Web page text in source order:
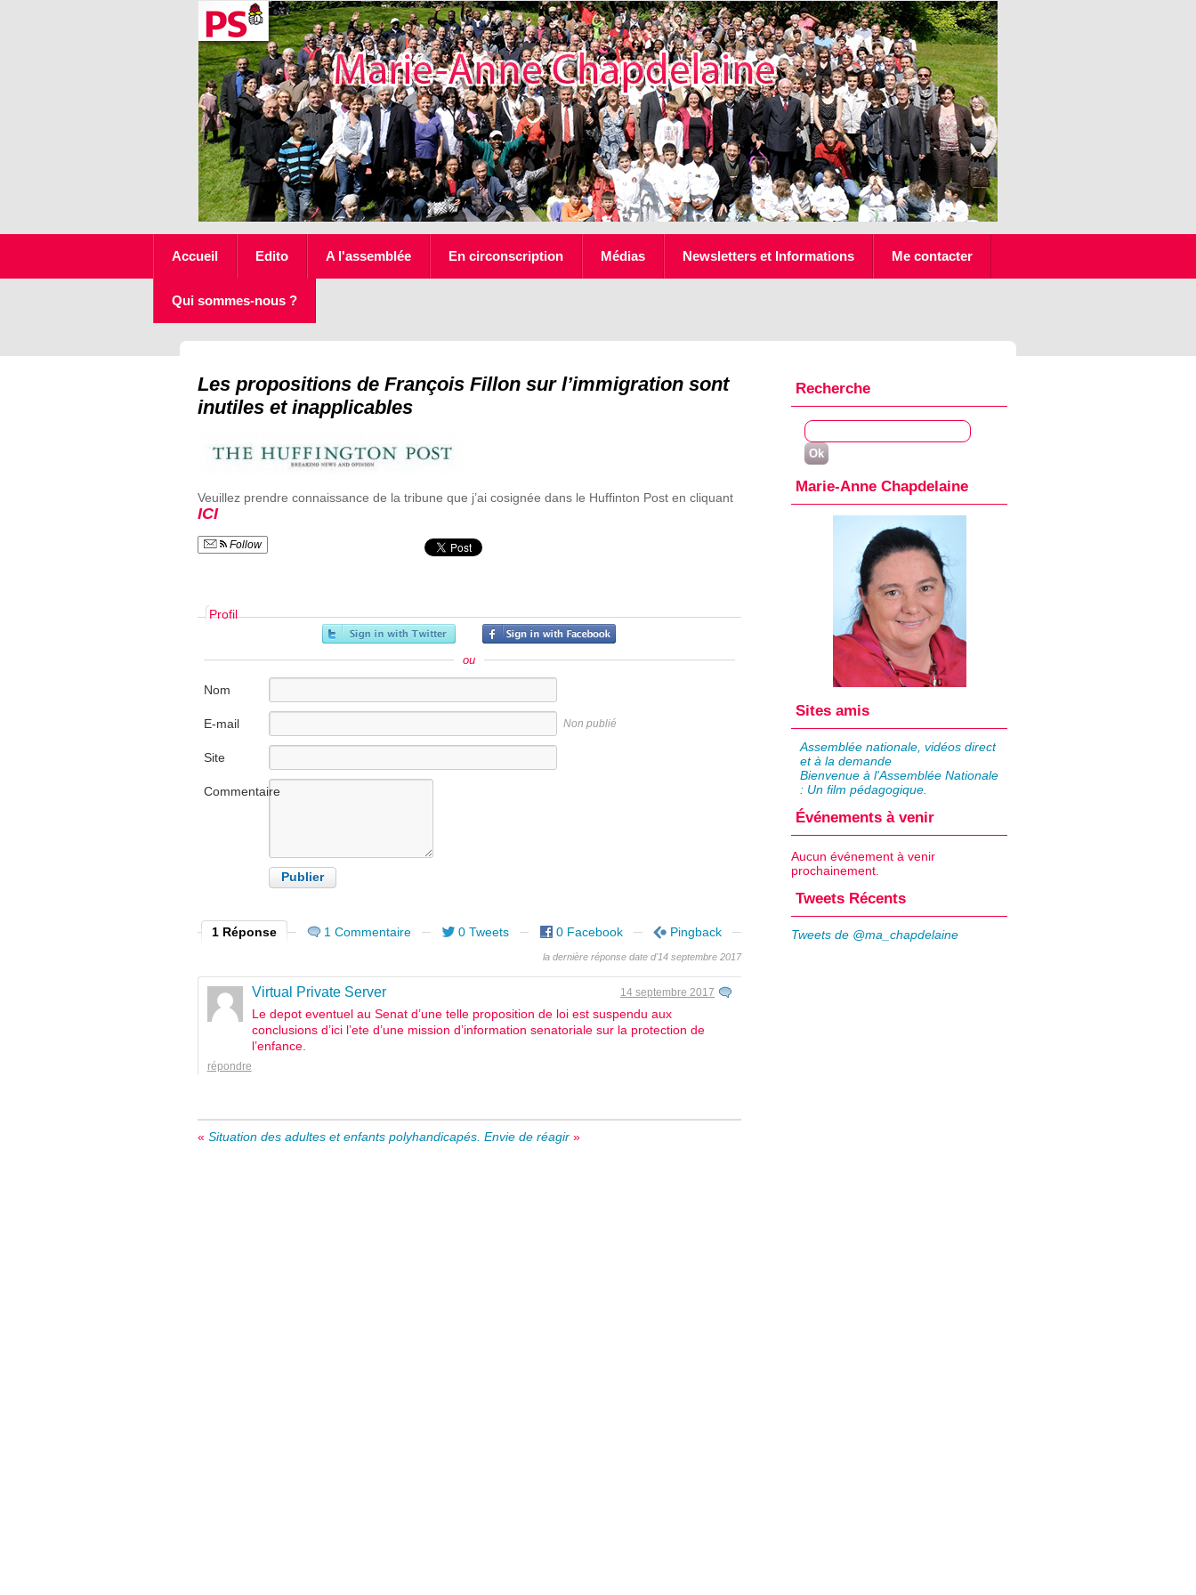
Accueil Edito A l'assemblée En circonscription Médias Newsletters et Informations Me contacter
Qui sommes-nous ?
Les propositions de François Fillon sur l’immigration sont
inutiles et inapplicables
Veuillez prendre connaissance de la tribune que j’ai cosignée dans le Huffinton Post en cliquant
ICI
Follow
Profil
ou
Nom
E-mail Non publié
Site
Commentaire
1 Réponse 1 Commentaire 0 Tweets 0 Facebook Pingback
la dernière réponse date d'14 septembre 2017
Virtual Private Server 14 septembre 2017
Le depot eventuel au Senat d’une telle proposition de loi est suspendu aux
conclusions d’ici l’ete d’une mission d’information senatoriale sur la protection de
l’enfance.
répondre
« Situation des adultes et enfants polyhandicapés. Envie de réagir»
Recherche
Marie-Anne Chapdelaine
Sites amis
Assemblée nationale, vidéos direct
et à la demande
Bienvenue à l'Assemblée Nationale
: Un film pédagogique.
Événements à venir
Aucun événement à venir
prochainement.
Tweets Récents
Tweets de @ma_chapdelaine